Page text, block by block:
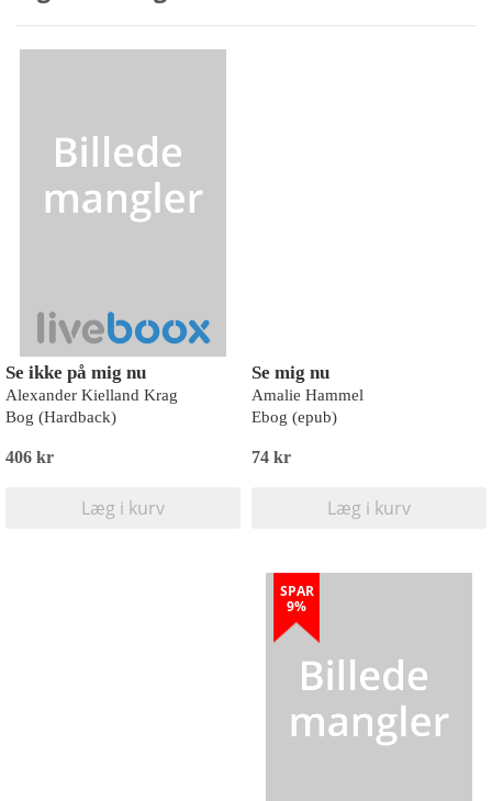
Se ikke på mig nu
Alexander Kielland Krag
Bog (Hardback)
406 kr
Læg i kurv
Se mig nu
Amalie Hammel
Ebog (epub)
74 kr
Læg i kurv
SPAR
9%